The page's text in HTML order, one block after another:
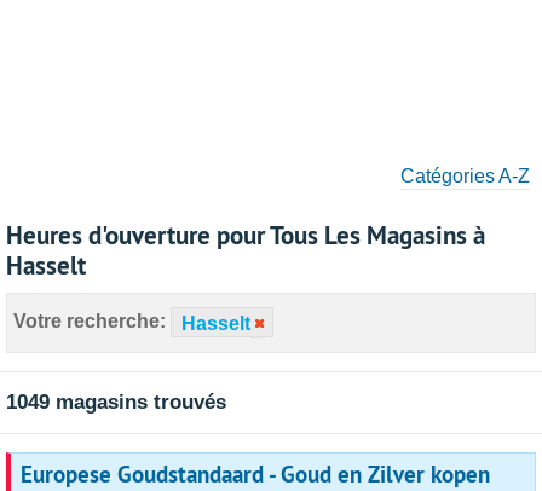
Catégories A-Z
Heures d'ouverture pour Tous Les Magasins à
Hasselt
Votre recherche: Hasselt
1049 magasins trouvés
Europese Goudstandaard - Goud en Zilver kopen